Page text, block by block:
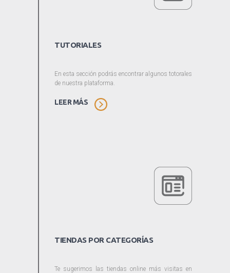
TUTORIALES
En esta sección podrás encontrar algunos totorales
de nuestra plataforma.
LEER MÁS
TIENDAS POR CATEGORÍAS
Te sugerimos las tiendas online más visitas en